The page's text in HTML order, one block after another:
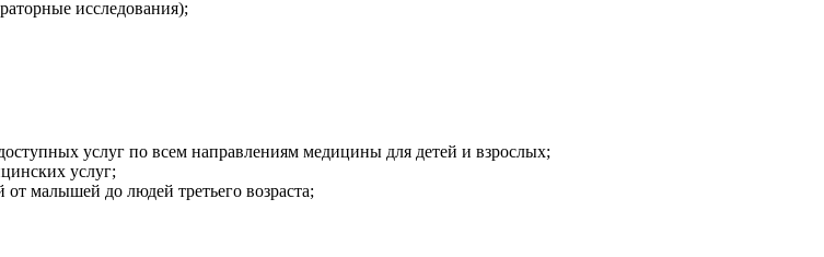
исследования);
услуг по всем направлениям медицины для детей и взрослых;
услуг;
малышей до людей третьего возраста;